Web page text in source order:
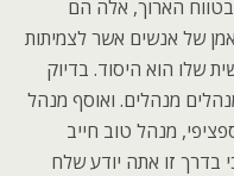
בטווח הארוך, אלה הם
של אנשים אשר לצמיתות
שלו הוא היסוד. בדיוק
מנהלים. ואוסף מנהל
מנהל טוב חייב
הבאות: 1. לציית, כי בדרך זו אתה יודע שלח